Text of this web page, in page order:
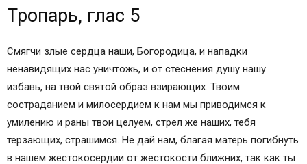
Тропарь, глас 5
Смягчи злые сердца наши, Богородица, и нападки
ненавидящих нас уничтожь, и от стеснения душу нашу
избавь, на твой святой образ взирающих. Твоим
состраданием и милосердием к нам мы приводимся к
умилению и раны твои целуем, стрел же наших, тебя
терзающих, страшимся. Не дай нам, благая матерь погибнуть
в нашем жестокосердии от жестокости ближних, так как ты